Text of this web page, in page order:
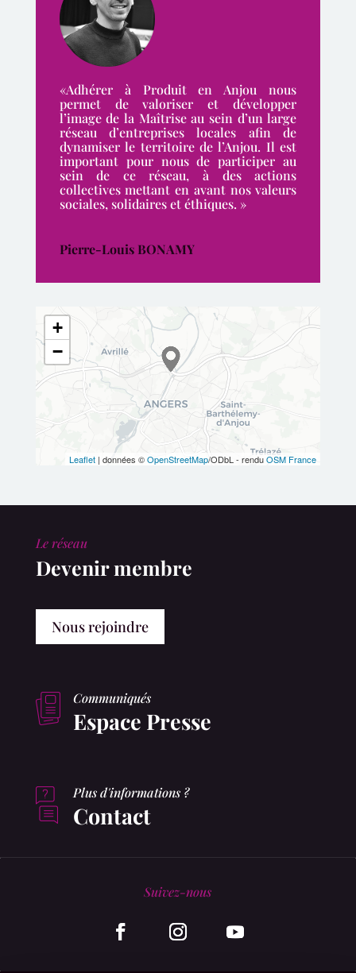
«Adhérer à Produit en Anjou nous
permet de valoriser et développer
l’image de la Maîtrise au sein d’un large
réseau d’entreprises locales afin de
dynamiser le territoire de l’Anjou. Il est
important pour nous de participer au
sein de ce réseau, à des actions
collectives mettant en avant nos valeurs
sociales, solidaires et éthiques. »
Pierre-Louis BONAMY
+
−
Leaflet | données ©OpenStreetMap/ODbL - renduOSM France
Le réseau
Devenir membre
Nous rejoindre
Communiqués
Espace Presse
Plus d'informations ?
Contact
Suivez-nous